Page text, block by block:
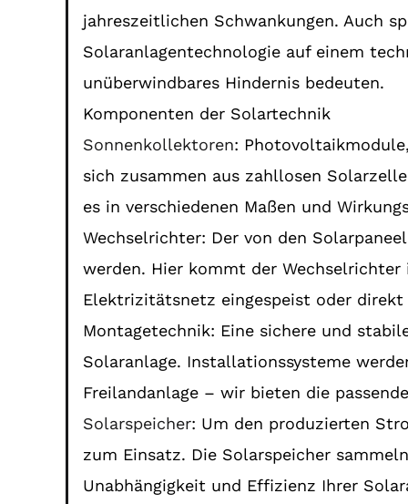
jahreszeitlichen Schwankungen. Auch
Solaranlagentechnologie auf einem
unüberwindbares Hindernis bedeuten.
Komponenten der Solartechnik
Sonnenkollektoren:
sich zusammen aus zahllosen
es in verschiedenen Maßen und
Wechselrichter: Der von den
werden. Hier kommt der
Elektrizitätsnetz eingespeist oder
Montagetechnik: Eine sichere und
Solaranlage. Installationssysteme
Freilandanlage – wir bieten die
Solarspeicher: Um den produzierten
zum Einsatz. Die Solarspeicher
Unabhängigkeit und Effizienz Ihrer